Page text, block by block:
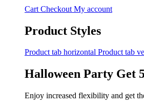
Cart Checkout My account
Product Styles
Product tab horizontal Product tab
Halloween Party Get
Enjoy increased flexibility and get